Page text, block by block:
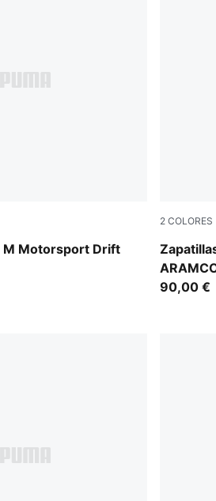
M Motorsport Drift
White
2 COLORES
unisex
PUMA
90,00 €